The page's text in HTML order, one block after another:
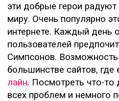
эти добрые герои
миру. Очень популярно
интернете. Каждый день
пользователей
Симпсонов. Возможность
большинстве сайтов, где
лайн. Посмотреть что-то
всех проблем и немного